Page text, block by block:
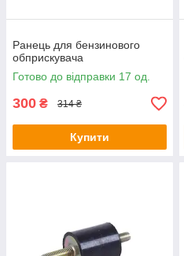
Ранець для бензинового
обприскувача
Готово до відправки 17 од.
300 ₴ 314 ₴
Купити